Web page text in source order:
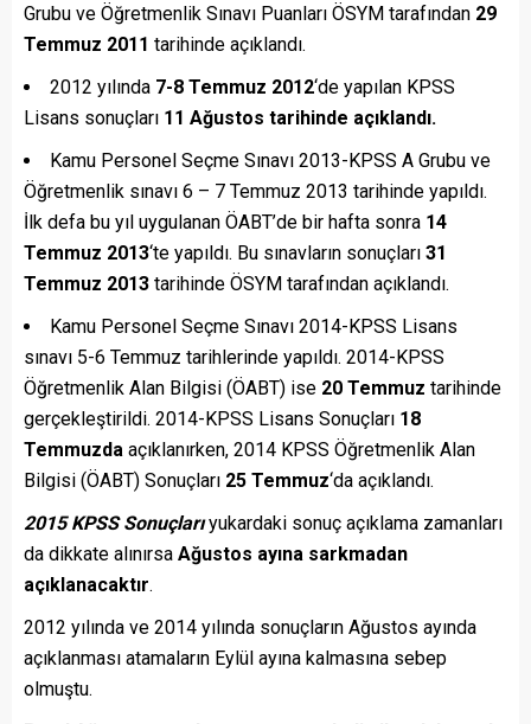
Grubu ve Öğretmenlik Sınavı Puanları ÖSYM tarafından 29
Temmuz 2011 tarihinde açıklandı.
2012 yılında 7-8 Temmuz 2012‘de yapılan KPSS
Lisans sonuçları 11 Ağustos tarihinde açıklandı.
Kamu Personel Seçme Sınavı 2013-KPSS A Grubu ve
Öğretmenlik sınavı 6 – 7 Temmuz 2013 tarihinde yapıldı.
İlk defa bu yıl uygulanan ÖABT’de bir hafta sonra 14
Temmuz 2013‘te yapıldı. Bu sınavların sonuçları 31
Temmuz 2013 tarihinde ÖSYM tarafından açıklandı.
Kamu Personel Seçme Sınavı 2014-KPSS Lisans
sınavı 5-6 Temmuz tarihlerinde yapıldı. 2014-KPSS
Öğretmenlik Alan Bilgisi (ÖABT) ise 20 Temmuz tarihinde
gerçekleştirildi. 2014-KPSS Lisans Sonuçları 18
Temmuzda açıklanırken, 2014 KPSS Öğretmenlik Alan
Bilgisi (ÖABT) Sonuçları 25 Temmuz‘da açıklandı.
2015 KPSS Sonuçlarıyukardaki sonuç açıklama zamanları
da dikkate alınırsa Ağustos ayına sarkmadan
açıklanacaktır.
2012 yılında ve 2014 yılında sonuçların Ağustos ayında
açıklanması atamaların Eylül ayına kalmasına sebep
olmuştu.